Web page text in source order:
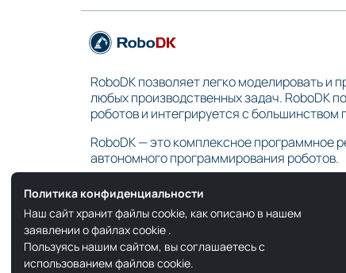
RoboDK позволяет легко моделировать и
любых производственных задач. RoboDK
роботов и интегрируется с большинством
RoboDK — это комплексное программное
автономного программирования роботов.
Copyright © 2026 RoboDK Global. Все права защищены.
Политика конфиденциальности
Наш сайт хранит файлы cookie, как описано в нашем
заявлении о файлах cookie .
Пользуясь нашим сайтом, вы соглашаетесь с
использованием файлов cookie.